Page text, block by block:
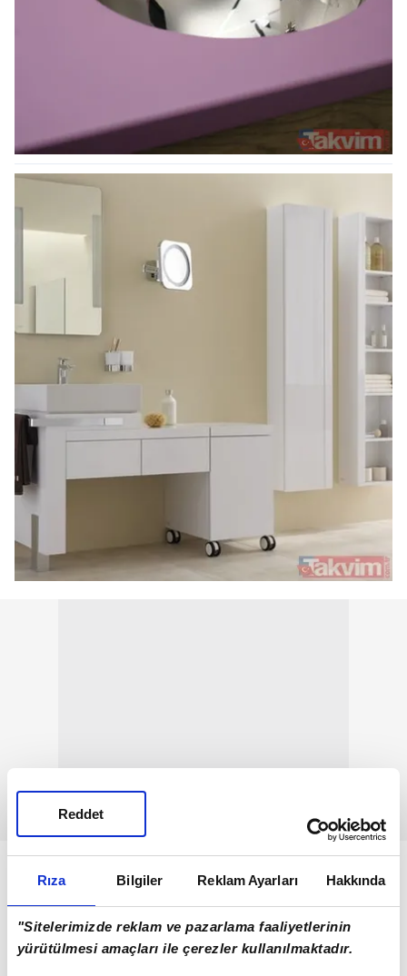
Rıza Bilgiler Reklam Ayarları Hakkında
"Sitelerimizde reklam ve pazarlama faaliyetlerinin
yürütülmesi amaçları ile çerezler kullanılmaktadır.
Reddet